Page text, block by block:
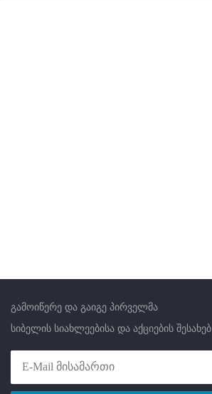
გამოიწერე და გაიგე პირველმა
სიბელის სიახლეებისა და აქციების შესახებ